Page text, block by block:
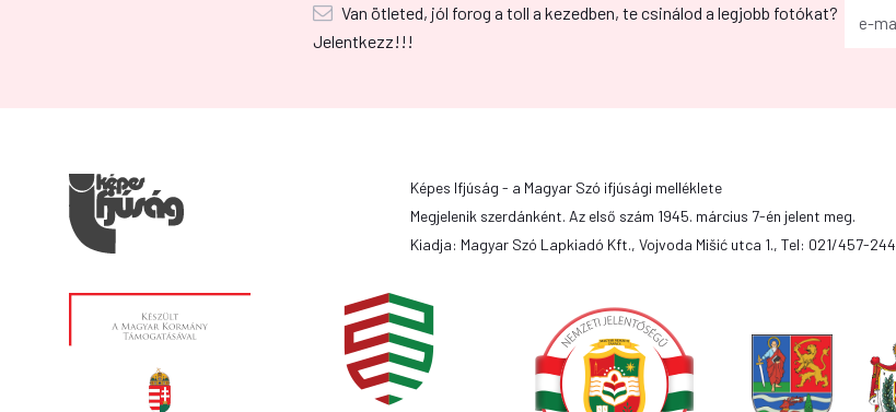
Van ötleted, jól forog a toll a kezedben, te csinálod a legjobb fotókat?
Jelentkezz!!!
Képes Ifjúság - a Magyar Szó ifjúsági melléklete
Megjelenik szerdánként. Az első szám 1945. március 7-én jelent meg.
Kiadja: Magyar Szó Lapkiadó Kft., Vojvoda Mišić utca 1., Tel: 021/457-244